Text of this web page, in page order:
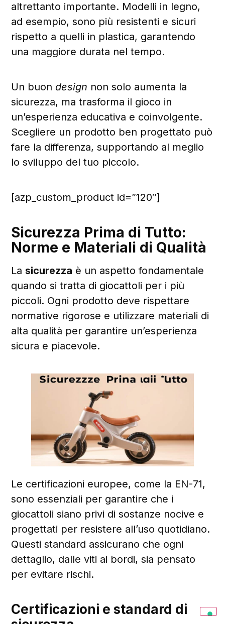
altrettanto importante. Modelli in legno,
ad esempio, sono più resistenti e sicuri
rispetto a quelli in plastica, garantendo
una maggiore durata nel tempo.
Un buon design non solo aumenta la
sicurezza, ma trasforma il gioco in
un’esperienza educativa e coinvolgente.
Scegliere un prodotto ben progettato può
fare la differenza, supportando al meglio
lo sviluppo del tuo piccolo.
[azp_custom_product id=”120″]
Sicurezza Prima di Tutto:
Norme e Materiali di Qualità
La sicurezza è un aspetto fondamentale
quando si tratta di giocattoli per i più
piccoli. Ogni prodotto deve rispettare
normative rigorose e utilizzare materiali di
alta qualità per garantire un’esperienza
sicura e piacevole.
Le certificazioni europee, come la EN-71,
sono essenziali per garantire che i
giocattoli siano privi di sostanze nocive e
progettati per resistere all’uso quotidiano.
Questi standard assicurano che ogni
dettaglio, dalle viti ai bordi, sia pensato
per evitare rischi.
Certificazioni e standard di